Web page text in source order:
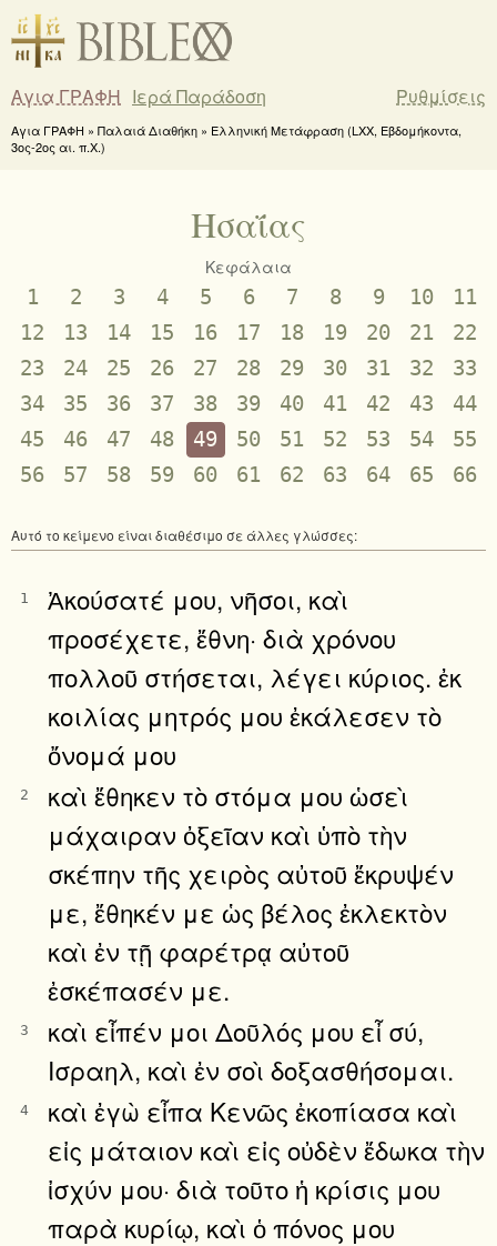
Αγια ΓΡΑΦΗ Ιερά Παράδοση Ρυθμίσεις
Αγια ΓΡΑΦΗ » Παλαιά Διαθήκη » Ελληνική Μετάφραση (LXX, Εβδομήκοντα,
3ος-2ος αι. π.Χ.)
Ησαΐας
Κεφάλαια
1 2 3 4 5 6 7 8 9 10
11
12
13 14 15 16 17 18 19 20 21
22
23
24 25 26 27 28 29 30 31 32
33
34
35 36 37 38 39 40 41 42 43
44
45
46 47 48 49 50 51 52 53 54
55
56
57 58 59 60 61 62 63 64 65 66
Αυτό το κείμενο είναι διαθέσιμο σε άλλες γλώσσες:
1
Ἀκούσατέ μου, νῆσοι, καὶ
προσέχετε, ἔθνη· διὰ χρόνου
πολλοῦ στήσεται, λέγει κύριος. ἐκ
κοιλίας μητρός μου ἐκάλεσεν τὸ
ὄνομά μου
2
καὶ ἔθηκεν τὸ στόμα μου ὡσεὶ
μάχαιραν ὀξεῖαν καὶ ὑπὸ τὴν
σκέπην τῆς χειρὸς αὐτοῦ ἔκρυψέν
με, ἔθηκέν με ὡς βέλος ἐκλεκτὸν
καὶ ἐν τῇ φαρέτρᾳ αὐτοῦ
ἐσκέπασέν με.
3
καὶ εἶπέν μοι Δοῦλός μου εἶ σύ,
Ισραηλ, καὶ ἐν σοὶ δοξασθήσομαι.
4
καὶ ἐγὼ εἶπα Κενῶς ἐκοπίασα καὶ
εἰς μάταιον καὶ εἰς οὐδὲν ἔδωκα τὴν
ἰσχύν μου· διὰ τοῦτο ἡ κρίσις μου
παρὰ κυρίῳ, καὶ ὁ πόνος μου